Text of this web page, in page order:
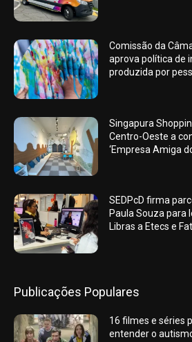
Comissão da
aprova política de
produzida por
Singapura
Centro-Oeste a
‘Empresa Amiga
SEDPcD firma
Paula Souza para
Libras a Etecs e
Publicações Populares
16 filmes e séries
entender o